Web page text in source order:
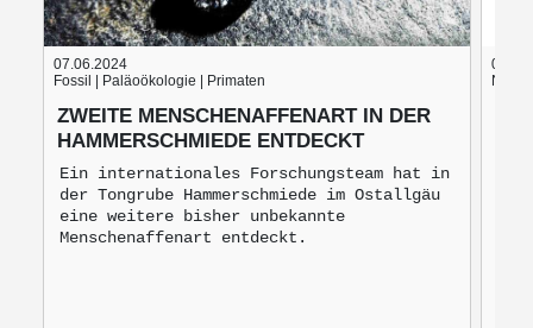
07.06.2024
Fossil | Paläoökologie | Primaten
ZWEITE MENSCHENAFFENART IN DER
HAMMERSCHMIEDE ENTDECKT
Ein internationales Forschungsteam hat in
der Tongrube Hammerschmiede im Ostallgäu
eine weitere bisher unbekannte
Menschenaffenart entdeckt.
Nach